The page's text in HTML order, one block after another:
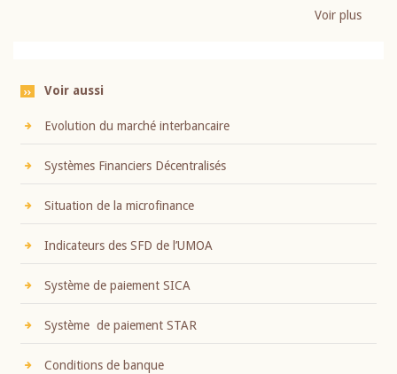
Voir plus
Voir aussi
Evolution du marché interbancaire
Systèmes Financiers Décentralisés
Situation de la microfinance
Indicateurs des SFD de l’UMOA
Système de paiement SICA
Système de paiement STAR
Conditions de banque